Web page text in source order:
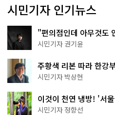
시민기자 인기뉴스
"편의점인데 아무것도
한 편의점의 정체
시민기자 권기윤
주황색 리본 따라 한강
서울둘레길 15코스
시민기자 박상현
이것이 천연 냉방! '서
나볼까
시민기자 정향선